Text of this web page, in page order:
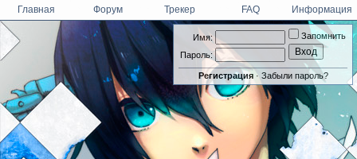
Имя:
Пароль:
Запомнить
Регистрация· Забыли пароль?
Главная Форум Трекер FAQ Информация